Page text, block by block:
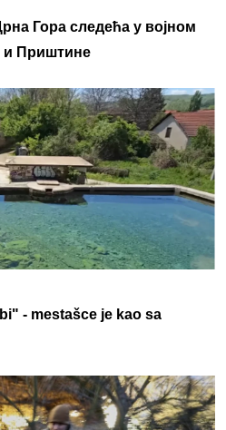
Гора следећа у војном
и Приштине
- mestašce je kao sa